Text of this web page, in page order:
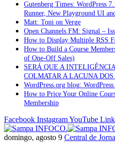
Gutenberg Times: WordPress
Runner, New Playground UI
Matt: Toni on Verge
Open Channels FM: Signal –
How to Display Multiple RSS
How to Build a Course
of One-Off Sales)
SERÁ QUE A
COLMATAR A LACUNA DOS
WordPress.org blog:
How to Price Your Online
Membership
Facebook InstagramYouTube
domingo, agosto 9 Central de